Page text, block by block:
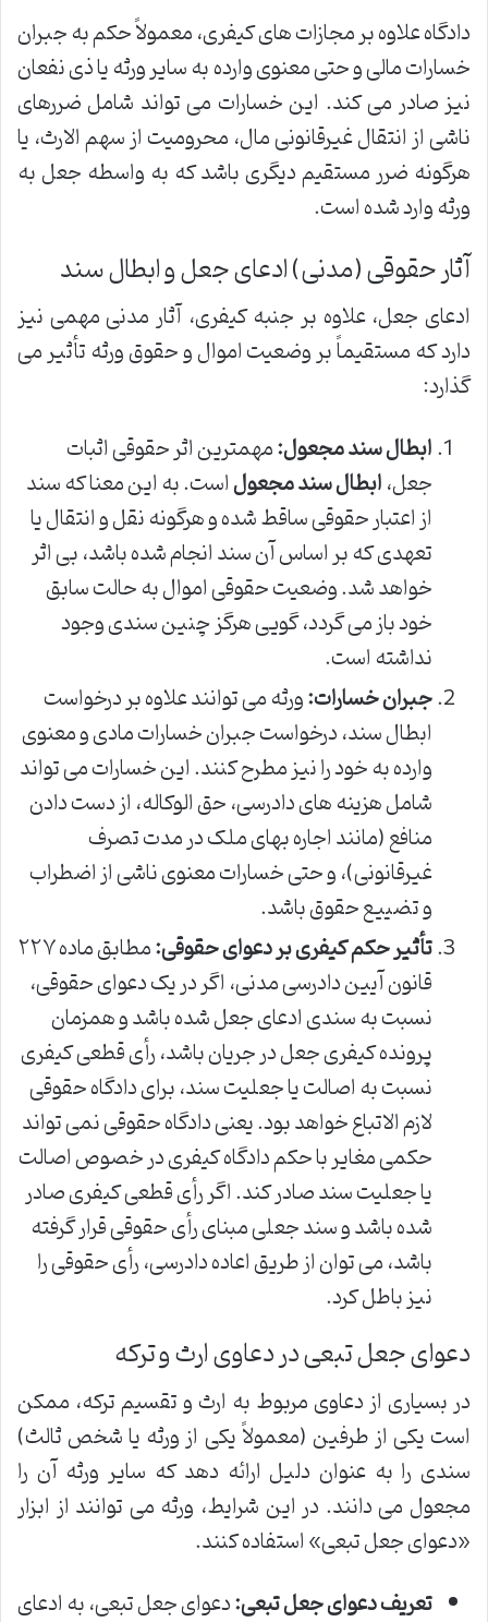
دادگاه علاوه بر مجازات های کیفری، معمولاً حکم به جبران
خسارات مالی و حتی معنوی وارده به سایر ورثه یا ذی نفعان
نیز صادر می کند. این خسارات می تواند شامل ضررهای
ناشی از انتقال غیرقانونی مال، محرومیت از سهم الارث، یا
هرگونه ضرر مستقیم دیگری باشد که به واسطه جعل به
ورثه وارد شده است.
آثار حقوقی (مدنی) ادعای جعل و ابطال سند
ادعای جعل، علاوه بر جنبه کیفری، آثار مدنی مهمی نیز
دارد که مستقیماً بر وضعیت اموال و حقوق ورثه تأثیر می
گذارد:
ابطال سند مجعول:مهمترین اثر حقوقی اثبات
جعل،ابطال سند مجعولاست. به این معنا که سند
از اعتبار حقوقی ساقط شده و هرگونه نقل و انتقال یا
تعهدی که بر اساس آن سند انجام شده باشد، بی اثر
خواهد شد. وضعیت حقوقی اموال به حالت سابق
خود باز می گردد، گویی هرگز چنین سندی وجود
نداشته است.
جبران خسارات:ورثه می توانند علاوه بر درخواست
ابطال سند، درخواست جبران خسارات مادی و معنوی
وارده به خود را نیز مطرح کنند. این خسارات می تواند
شامل هزینه های دادرسی، حق الوکاله، از دست دادن
منافع (مانند اجاره بهای ملک در مدت تصرف
غیرقانونی)، و حتی خسارات معنوی ناشی از اضطراب
و تضییع حقوق باشد.
تأثیر حکم کیفری بر دعوای حقوقی:
مطابق ماده ۲۲۷
قانون آیین دادرسی مدنی، اگر در یک دعوای حقوقی،
نسبت به سندی ادعای جعل شده باشد و همزمان
پرونده کیفری جعل در جریان باشد، رأی قطعی کیفری
نسبت به اصالت یا جعلیت سند، برای دادگاه حقوقی
لازم الاتباع خواهد بود. یعنی دادگاه حقوقی نمی تواند
حکمی مغایر با حکم دادگاه کیفری در خصوص اصالت
یا جعلیت سند صادر کند. اگر رأی قطعی کیفری صادر
شده باشد و سند جعلی مبنای رأی حقوقی قرار گرفته
باشد، می توان از طریق اعاده دادرسی، رأی حقوقی را
نیز باطل کرد.
دعوای جعل تبعی در دعاوی ارث و ترکه
در بسیاری از دعاوی مربوط به ارث و تقسیم ترکه، ممکن
است یکی از طرفین (معمولاً یکی از ورثه یا شخص ثالث)
سندی را به عنوان دلیل ارائه دهد که سایر ورثه آن را
مجعول می دانند. در این شرایط، ورثه می توانند از ابزار
«دعوای جعل تبعی» استفاده کنند.
تعریف دعوای جعل تبعی:دعوای جعل تبعی، به ادعای